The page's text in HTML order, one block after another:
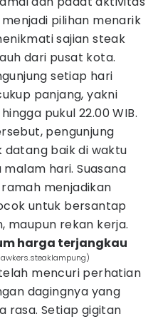
pilihan menarik
sajian steak
dari pusat kota.
setiap hari
panjang, yakni
pukul 22.00 WIB.
pengunjung
datang baik di waktu
hari. Suasana
menjadikan
untuk bersantap
maupun rekan kerja.
harga terjangkau
mencuri perhatian
dagingnya yang
rasa. Setiap gigitan